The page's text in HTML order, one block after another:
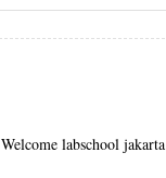
Welcome labschool